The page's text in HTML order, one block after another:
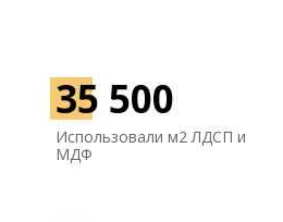
35 500
Использовали м2 ЛДСП и
МДФ